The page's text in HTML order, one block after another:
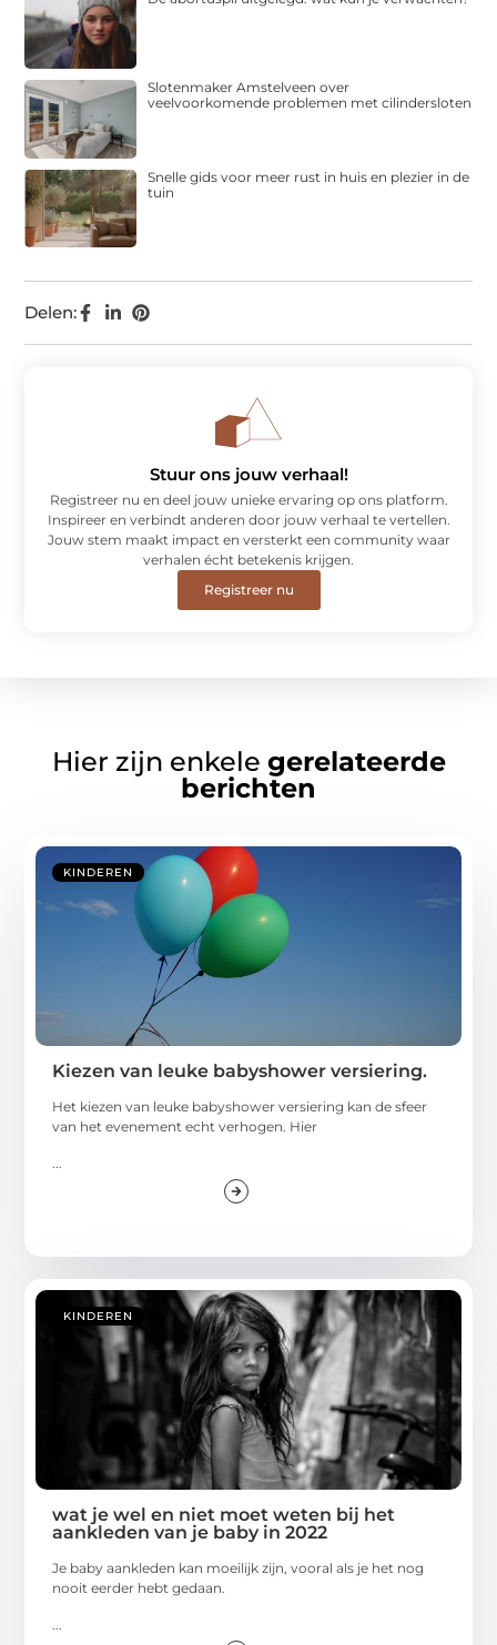
Delen:
Slotenmaker Amstelveen over
veelvoorkomende problemen met cilindersloten
Snelle gids voor meer rust in huis en plezier in de
tuin
Stuur ons jouw verhaal!
Registreer nu en deel jouw unieke ervaring op ons platform.
Inspireer en verbindt anderen door jouw verhaal te vertellen.
Jouw stem maakt impact en versterkt een community waar
verhalen écht betekenis krijgen.
Registreer nu
Hier zijn enkele gerelateerde
berichten
KINDEREN
Kiezen van leuke babyshower versiering.
Het kiezen van leuke babyshower versiering kan de sfeer
van het evenement echt verhogen. Hier
KINDEREN
wat je wel en niet moet weten bij het
aankleden van je baby in 2022
Je baby aankleden kan moeilijk zijn, vooral als je het nog
nooit eerder hebt gedaan.